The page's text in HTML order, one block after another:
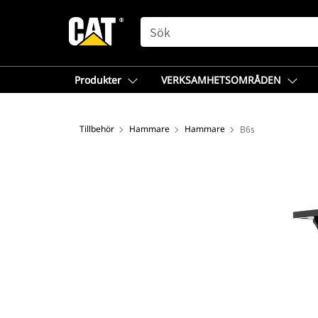
SEARCH
Produkter VERKSAMHETSOMRÅDEN
Tillbehör Hammare Hammare B6s